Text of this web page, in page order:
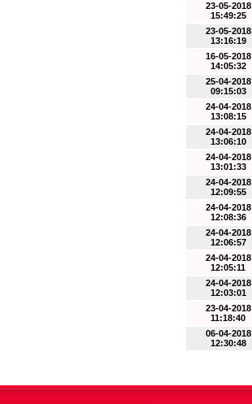
23-05-2018
15:49:25
23-05-2018
13:16:19
16-05-2018
14:05:32
25-04-2018
09:15:03
24-04-2018
13:08:15
24-04-2018
13:06:10
24-04-2018
13:01:33
24-04-2018
12:09:55
24-04-2018
12:08:36
24-04-2018
12:06:57
24-04-2018
12:05:11
24-04-2018
12:03:01
23-04-2018
11:18:40
06-04-2018
12:30:48